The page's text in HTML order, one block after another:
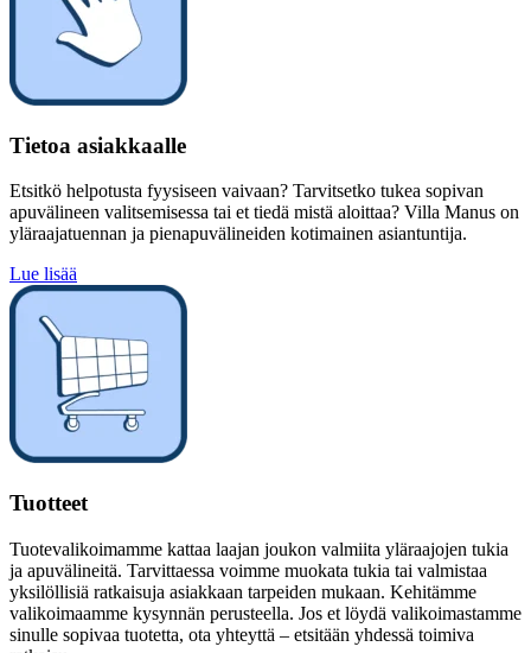
Tietoa asiakkaalle
Etsitkö helpotusta fyysiseen vaivaan? Tarvitsetko tukea sopivan
apuvälineen valitsemisessa tai et tiedä mistä aloittaa? Villa Manus on
yläraajatuennan ja pienapuvälineiden kotimainen asiantuntija.
Lue lisää
Tuotteet
Tuotevalikoimamme kattaa laajan joukon valmiita yläraajojen tukia
ja apuvälineitä. Tarvittaessa voimme muokata tukia tai valmistaa
yksilöllisiä ratkaisuja asiakkaan tarpeiden mukaan. Kehitämme
valikoimaamme kysynnän perusteella. Jos et löydä valikoimastamme
sinulle sopivaa tuotetta, ota yhteyttä – etsitään yhdessä toimiva